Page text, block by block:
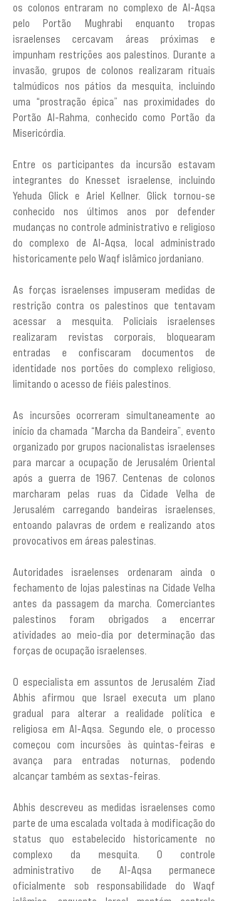
os colonos entraram no complexo de Al-Aqsa
pelo Portão Mughrabi enquanto tropas
israelenses cercavam áreas próximas e
impunham restrições aos palestinos. Durante a
invasão, grupos de colonos realizaram rituais
talmúdicos nos pátios da mesquita, incluindo
uma “prostração épica” nas proximidades do
Portão Al-Rahma, conhecido como Portão da
Misericórdia.
Entre os participantes da incursão estavam
integrantes do Knesset israelense, incluindo
Yehuda Glick e Ariel Kellner. Glick tornou-se
conhecido nos últimos anos por defender
mudanças no controle administrativo e religioso
do complexo de Al-Aqsa, local administrado
historicamente pelo Waqf islâmico jordaniano.
As forças israelenses impuseram medidas de
restrição contra os palestinos que tentavam
acessar a mesquita. Policiais israelenses
realizaram revistas corporais, bloquearam
entradas e confiscaram documentos de
identidade nos portões do complexo religioso,
limitando o acesso de fiéis palestinos.
As incursões ocorreram simultaneamente ao
início da chamada “Marcha da Bandeira”, evento
organizado por grupos nacionalistas israelenses
para marcar a ocupação de Jerusalém Oriental
após a guerra de 1967. Centenas de colonos
marcharam pelas ruas da Cidade Velha de
Jerusalém carregando bandeiras israelenses,
entoando palavras de ordem e realizando atos
provocativos em áreas palestinas.
Autoridades israelenses ordenaram ainda o
fechamento de lojas palestinas na Cidade Velha
antes da passagem da marcha. Comerciantes
palestinos foram obrigados a encerrar
atividades ao meio-dia por determinação das
forças de ocupação israelenses.
O especialista em assuntos de Jerusalém Ziad
Abhis afirmou que Israel executa um plano
gradual para alterar a realidade política e
religiosa em Al-Aqsa. Segundo ele, o processo
começou com incursões às quintas-feiras e
avança para entradas noturnas, podendo
alcançar também as sextas-feiras.
Abhis descreveu as medidas israelenses como
parte de uma escalada voltada à modificação do
status quo estabelecido historicamente no
complexo da mesquita. O controle
administrativo de Al-Aqsa permanece
oficialmente sob responsabilidade do Waqf